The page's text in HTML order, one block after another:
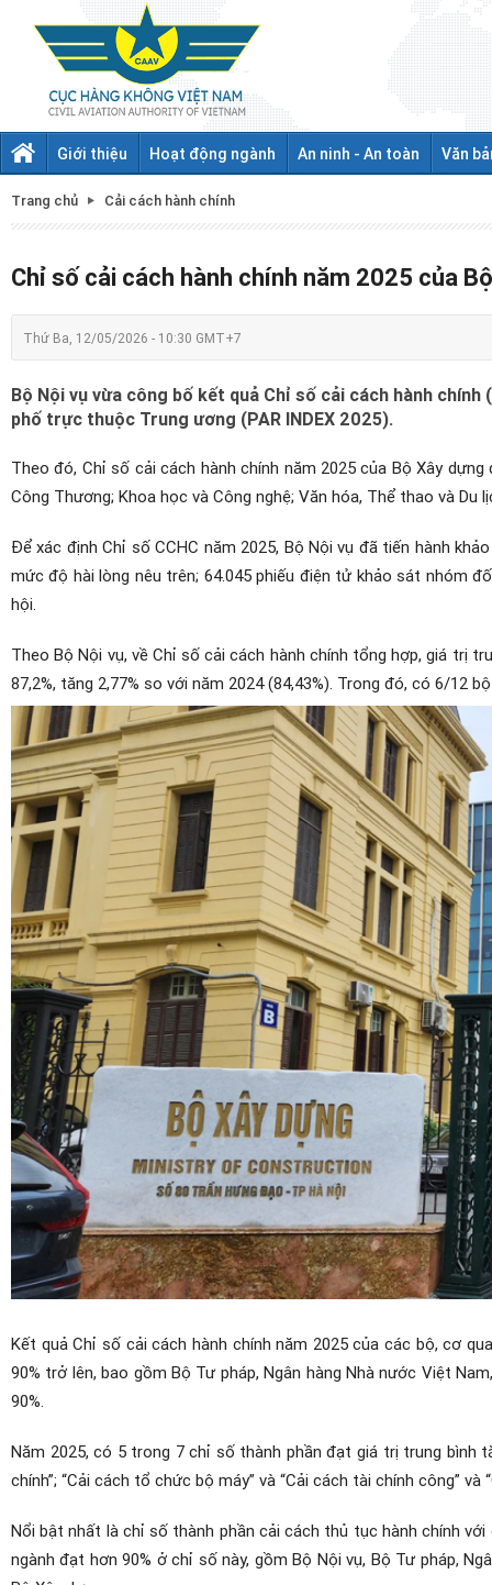
Giới thiệu Hoạt động ngành An ninh - An toàn Văn
Trang chủ Cải cách hành chính
Chỉ số cải cách hành chính năm 2025 của
Thứ Ba, 12/05/2026 - 10:30 GMT+7
Bộ Nội vụ vừa công bố kết quả Chỉ số cải cách hành
phố trực thuộc Trung ương (PAR INDEX 2025).
Theo đó, Chỉ số cải cách hành chính năm 2025 của Bộ Xây
Công Thương; Khoa học và Công nghệ; Văn hóa, Thể thao và Du
Để xác định Chỉ số CCHC năm 2025, Bộ Nội vụ đã tiến hành
mức độ hài lòng nêu trên; 64.045 phiếu điện tử khảo sát nhóm
hội.
Theo Bộ Nội vụ, về Chỉ số cải cách hành chính tổng hợp, giá trị
87,2%, tăng 2,77% so với năm 2024 (84,43%). Trong đó, có 6/12
Kết quả Chỉ số cải cách hành chính năm 2025 của các bộ, cơ
90% trở lên, bao gồm Bộ Tư pháp, Ngân hàng Nhà nước Việt
90%.
Năm 2025, có 5 trong 7 chỉ số thành phần đạt giá trị trung bình
chính”; “Cải cách tổ chức bộ máy” và “Cải cách tài chính công”
Nổi bật nhất là chỉ số thành phần cải cách thủ tục hành chính với
ngành đạt hơn 90% ở chỉ số này, gồm Bộ Nội vụ, Bộ Tư pháp,